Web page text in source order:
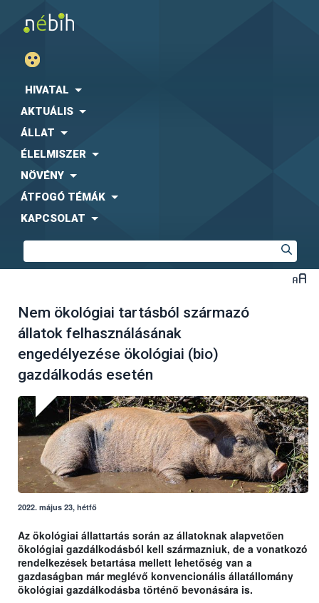
HIVATAL
AKTUÁLIS
ÁLLAT
ÉLELMISZER
NÖVÉNY
ÁTFOGÓ TÉMÁK
KAPCSOLAT
Nem ökológiai tartásból származó
állatok felhasználásának
engedélyezése ökológiai (bio)
gazdálkodás esetén
2022. május 23, hétfő
Az ökológiai állattartás során az állatoknak alapvetően
ökológiai gazdálkodásból kell származniuk, de a vonatkozó
rendelkezések betartása mellett lehetőség van a
gazdaságban már meglévő konvencionális állatállomány
ökológiai gazdálkodásba történő bevonására is.